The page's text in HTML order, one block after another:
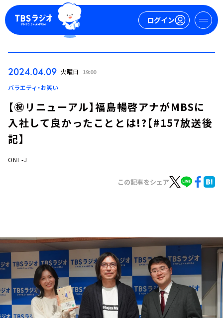
ログイン
ログイン
イベント・グッズ
YouTube
会社情報
2024.04.09 火曜日 19:00
バラエティ・お笑い
【㊗️リニューアル】福島暢啓アナがMBSに
入社して良かったこととは!?【#157放送後
記】
ONE-J
この記事をシェア